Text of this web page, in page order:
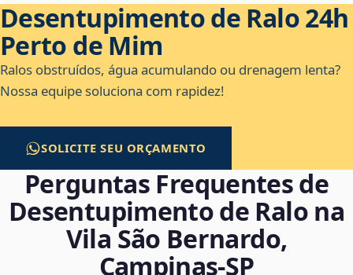
Desentupimento de Ralo 24h
Perto de Mim
Ralos obstruídos, água acumulando ou drenagem lenta?
Nossa equipe soluciona com rapidez!
SOLICITE SEU ORÇAMENTO
Perguntas Frequentes de
Desentupimento de Ralo na
Vila São Bernardo,
Campinas‑SP